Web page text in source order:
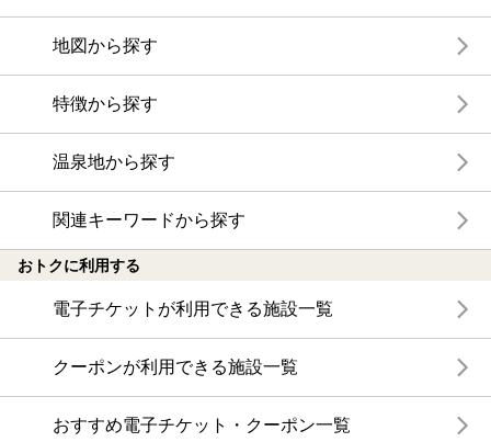
地図から探す
特徴から探す
温泉地から探す
関連キーワードから探す
おトクに利用する
電子チケットが利用できる施設一覧
クーポンが利用できる施設一覧
おすすめ電子チケット・クーポン一覧